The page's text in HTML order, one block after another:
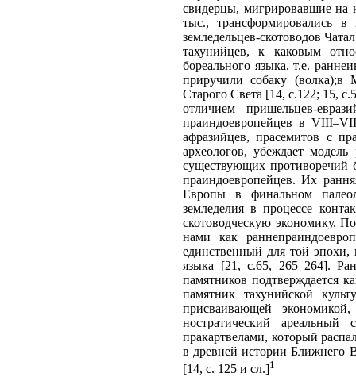
свидерцы, мигрировавшие на
тыс., трансформировались
земледельцев-скотоводов
тахунийцев, к каковым
бореального языка, т.е.
приручили собаку
Старого Света [14, с.122; 15,
отличием пришельцев-
праиндоевропейцев в VIII–VII
афразийцев, прасемитов с
археологов, убеждает
существующих противоречий
праиндоевропейцев. Их
Европы в финальном
земледелия в процессе
скотоводческую экономику.
нами как
единственный для той
языка [21, с.65, 265–264].
памятников подтверждается
памятник тахунийской
присваивающей
ностратический
пракартвелами, который
в древней истории Ближнего
[14, c. 125 и сл.]1